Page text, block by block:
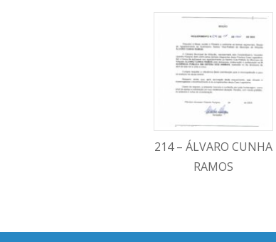
214 – ÁLVARO CUNHA
RAMOS